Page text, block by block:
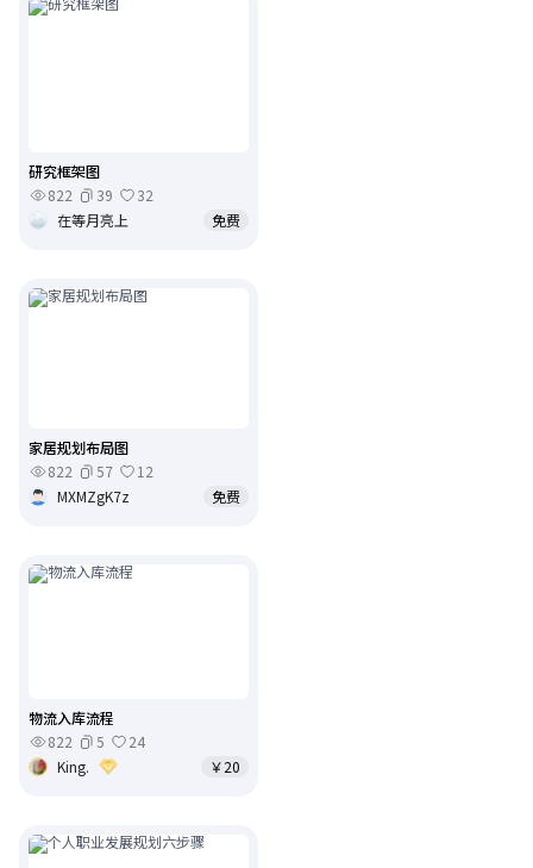
研究框架图
822
39
32
在等月亮上
免费
家居规划布局图
822
57
12
MXMZgK7z
免费
物流入库流程
822
5
24
King.
￥20